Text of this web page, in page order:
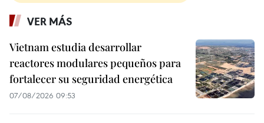
VER MÁS
Vietnam estudia desarrollar
reactores modulares pequeños para
fortalecer su seguridad energética
07/08/2026 09:53